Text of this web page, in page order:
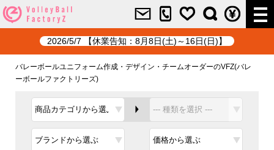
2026/5/7 【休業告知：8月8日(土)～16日(日)】
バレーボールユニフォーム作成・デザイン・チームオーダーのVFZ(バレ
ーボールファクトリーズ)